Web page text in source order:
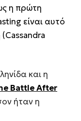
η πρώτη
είναι αυτό
και η
Battle After
ήταν η